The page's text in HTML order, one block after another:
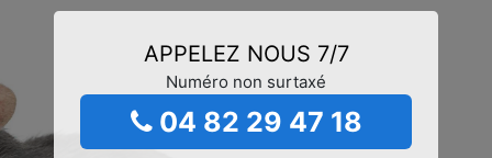
APPELEZ NOUS 7/7
Numéro non surtaxé
04 82 29 47 18